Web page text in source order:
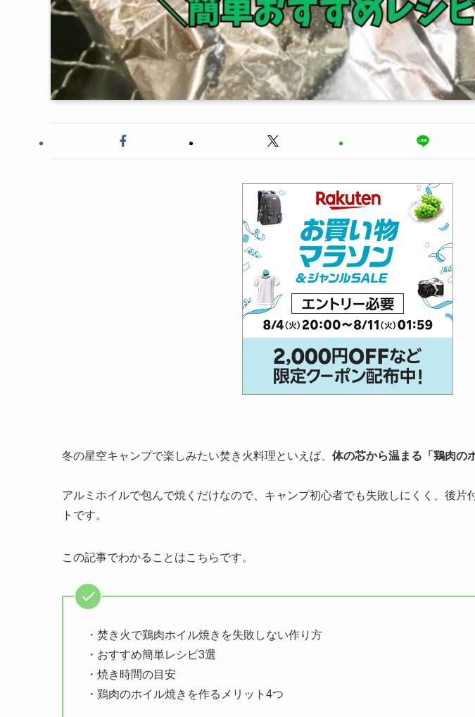
冬の星空キャンプで楽しみたい焚き火料理といえば、 体の芯から温まる「鶏肉の
アルミホイルで包んで焼くだけなので、キャンプ初心者でも失敗しにくく、後片
トです。
この記事でわかることはこちらです。
・焚き火で鶏肉ホイル焼きを失敗しない作り方
・おすすめ簡単レシピ3選
・焼き時間の目安
・鶏肉のホイル焼きを作るメリット4つ